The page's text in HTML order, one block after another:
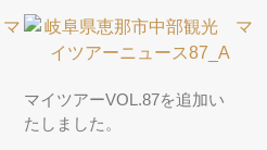
マイツアーVOL.87を追加い
たしました。